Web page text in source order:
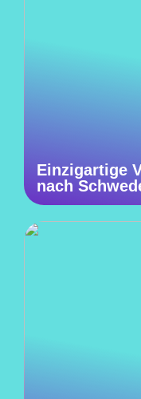
Einzigartige
nach